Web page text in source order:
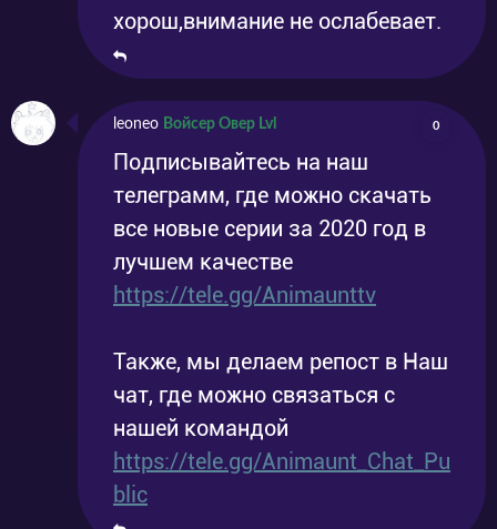
Японский Герой Рекламный Щит
Диаграмма
2020-03-28 2020-03-29
2020-04-05
хорош,внимание не ослабевает.
leoneo Войсер Овер Lvl 0
Подписывайтесь на наш
телеграмм, где можно скачать
все новые серии за 2020 год в
лучшем качестве
https://tele.gg/Animaunttv
Также, мы делаем репост в Наш
чат, где можно связаться с
нашей командой
https://tele.gg/Animaunt_Chat_Pu
blic